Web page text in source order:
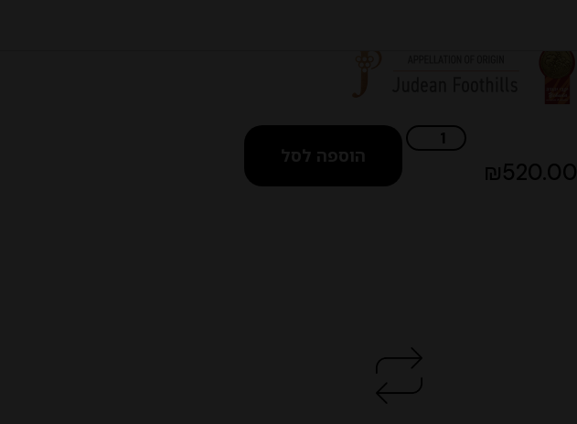
₪520.00
הוספה לסל